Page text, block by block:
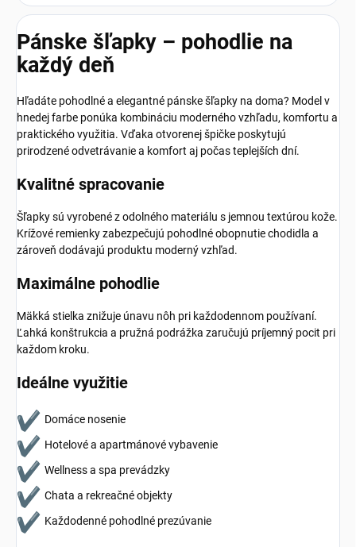
Pánske šľapky – pohodlie na
každý deň
Hľadáte pohodlné a elegantné pánske šľapky na doma? Model v
hnedej farbe ponúka kombináciu moderného vzhľadu, komfortu a
praktického využitia. Vďaka otvorenej špičke poskytujú
prirodzené odvetrávanie a komfort aj počas teplejších dní.
Kvalitné spracovanie
Šľapky sú vyrobené z odolného materiálu s jemnou textúrou kože.
Krížové remienky zabezpečujú pohodlné obopnutie chodidla a
zároveň dodávajú produktu moderný vzhľad.
Maximálne pohodlie
Mäkká stielka znižuje únavu nôh pri každodennom používaní.
Ľahká konštrukcia a pružná podrážka zaručujú príjemný pocit pri
každom kroku.
Ideálne využitie
Domáce nosenie
Hotelové a apartmánové vybavenie
Wellness a spa prevádzky
Chata a rekreačné objekty
Každodenné pohodlné prezúvanie